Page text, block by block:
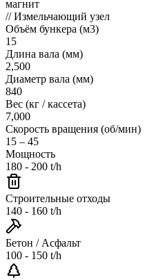
магнит
//Измельчающий узел
Объём бункера (м3)
15
Длина вала (мм)
2,500
Диаметр вала (мм)
840
Вес (кг / кассета)
7,000
Скорость вращения (об/мин)
15 – 45
Мощность
180 - 200 t/h
Строительные отходы
140 - 160 t/h
Бетон / Асфальт
100 - 150 t/h